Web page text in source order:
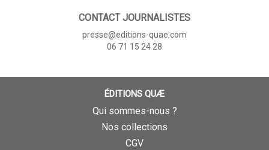
CONTACT JOURNALISTES
presse@editions-quae.com
06 71 15 24 28
ÉDITIONS QUÆ
Qui sommes-nous ?
Nos collections
CGV